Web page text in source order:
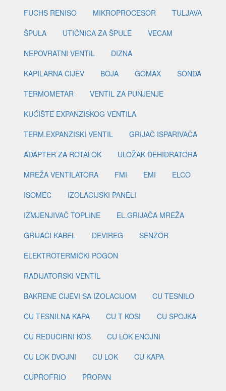
FUCHS RENISO MIKROPROCESOR
TULJAVA
ŠPULA
UTIČNICA ZA ŠPULE
VECAM
NEPOVRATNI VENTIL
DIZNA
KAPILARNA CIJEV
BOJA GOMAX
SONDA
TERMOMETAR
VENTIL ZA PUNJENJE
KUĆIŠTE EXPANZISKOG VENTILA
TERM.EXPANZISKI VENTIL
GRIJAČ ISPARIVAČA
ADAPTER ZA ROTALOK
ULOŽAK DEHIDRATORA
MREŽA VENTILATORA
FMI EMI
ELCO
ISOMEC
IZOLACIJSKI PANELI
IZMJENJIVAČ TOPLINE
EL.GRIJAČA MREŽA
GRIJAČI KABEL
DEVIREG
SENZOR
ELEKTROTERMIČKI POGON
RADIJATORSKI VENTIL
BAKRENE CIJEVI SA IZOLACIJOM
CU TESNILO
CU TESNILNA KAPA
CU T KOSI
CU SPOJKA
CU REDUCIRNI KOS
CU LOK ENOJNI
CU LOK DVOJNI
CU LOK
CU KAPA
CUPROFRIO
PROPAN